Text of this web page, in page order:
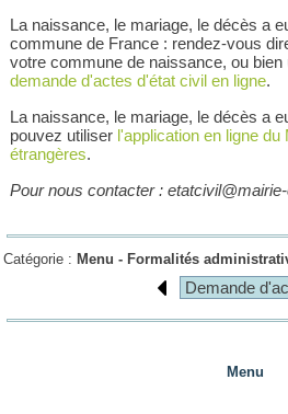
La naissance, le mariage, le décès a
commune de France : rendez-vous
votre commune de naissance, ou bien
demande d'actes d'état civil en ligne.
La naissance, le mariage, le décès a
pouvez utiliser l'application en ligne
étrangères.
Pour nous contacter :
Catégorie : Menu - Formalités
Menu